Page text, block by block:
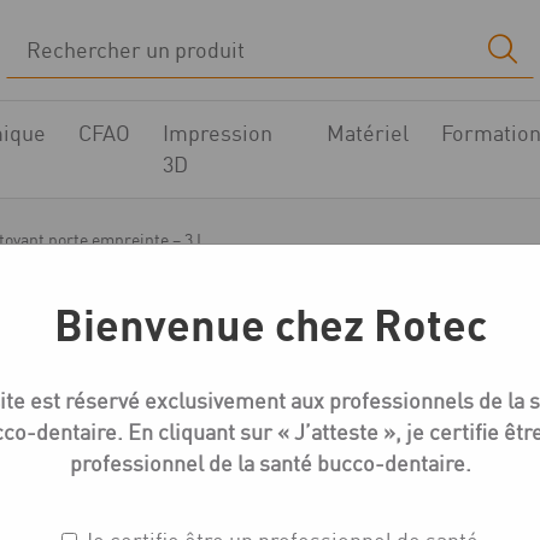
CFAO
Impression
3D
Matériel
porte empreinte – 3 L
Picodent nettoyant
Bienvenue chez Rotec
est réservé exclusivement aux professionnels de la
dentaire. En cliquant sur « J’atteste », je certifie
professionnel de la santé bucco-dentaire.